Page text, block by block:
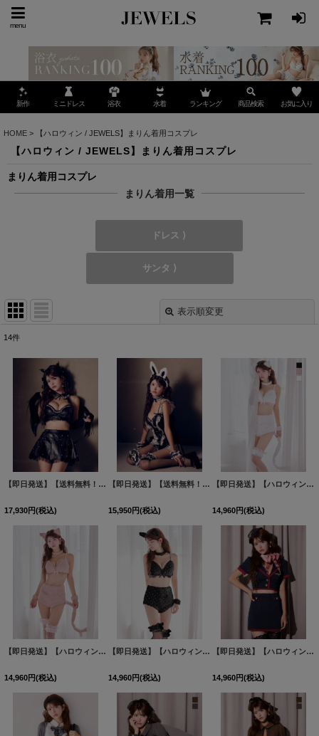
menu
新作 ミニドレス 浴衣 水着 ランキング 商品検索 お気に入り
HOME > 【ハロウィン / JEWELS】まりん着用コスプレ
【ハロウィン / JEWELS】まりん着用コスプレ
まりん着用コスプレ
まりん着用一覧
ドレス ⟩
サンタ ⟩
表示順変更
並び順:
絞り込む
14件
【即日発送】【送料無料！】【ハロウィン】【うづきふうかコラボ】 レザーデビルセットアップ 【コスプレ6点セット】[HC03]
17,930円(税込)
【即日発送】【送料無料！】【ハロウィン】ビジューシアーバニーガール【コスプレ6点セット】【XS-Mサイズ/3カラー】[HC03]
15,950円(税込)
【即日発送】【ハロウィン】ビジューファーキャットパンツセットアップ【コスプレ6点セット】【XS-Lサイズ/3カラー】[HC03]
14,960円(税込)
【即日発送】【ハロウィン】ビジューファーキャットパンツセットアップ【コスプレ6点セット】【XS-Lサイズ/3カラー】[HC03]
14,960円(税込)
【即日発送】【ハロウィン】ビジューファーキャットパンツセットアップ【コスプレ6点セット】【XS-Lサイズ/3カラー】[HC03]
14,960円(税込)
【即日発送】【ハロウィン】CAタイトミニセットアップ【コスプレ６点セット】【XS-Mサイズ/1カラー】[HC03]
14,960円(税込)